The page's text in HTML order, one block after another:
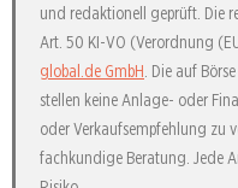
und redaktionell geprüft. Die
Art. 50 KI-VO (Verordnung
global.de GmbH. Die auf
stellen keine Anlage- oder
oder Verkaufsempfehlung zu
fachkundige Beratung. Jede